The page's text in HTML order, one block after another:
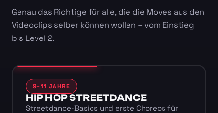
Genau das Richtige für alle, die die Moves aus den
Videoclips selber können wollen – vom Einstieg
bis Level 2.
9–11 JAHRE
HIP HOP STREETDANCE
Streetdance-Basics und erste Choreos für